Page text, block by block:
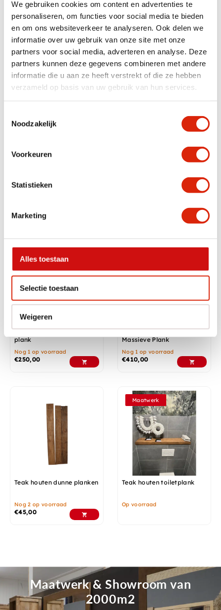
We gebruiken cookies om content en advertenties te
personaliseren, om functies voor social media te bieden
en om ons websiteverkeer te analyseren. Ook delen we
informatie over uw gebruik van onze site met onze
partners voor social media, adverteren en analyse. Deze
partners kunnen deze gegevens combineren met andere
informatie die u aan ze heeft verstrekt of die ze hebben
verzameld op basis van uw gebruik van hun services.
Noodzakelijk
Voorkeuren
Statistieken
Marketing
Alles toestaan
Selectie toestaan
Weigeren
Afmetingen 250 cm
Houtsoort Teak
Anderen bekeken ook
wangkant
In diverse afmetingen
Massief houten ramboetan
plank
Nog 1 op voorraad
€250,00
Teak Houten Dikke
Massieve Plank
Nog 1 op voorraad
€410,00
Teak houten dunne planken
Nog 2 op voorraad
€45,00
Maatwerk
Teak houten toiletplank
Op voorraad
Maatwerk & Showroom van
2000m2